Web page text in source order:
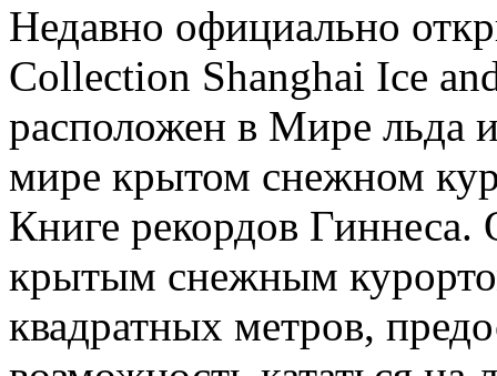
Недавно официально
Collection Shanghai Ice
расположен в Мире льда
мире крытом снежном
Книге рекордов
крытым снежным
квадратных метров,